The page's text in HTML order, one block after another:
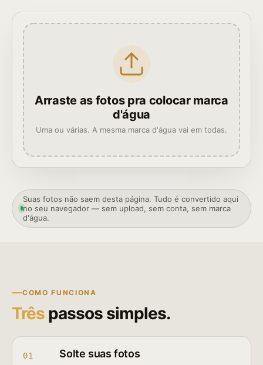
Arraste as fotos pra colocar marca
d'água
Uma ou várias. A mesma marca d'água vai em todas.
Suas fotos não saem desta página. Tudo é convertido aqui
no seu navegador — sem upload, sem conta, sem marca
d'água.
COMO FUNCIONA
Três passos simples.
01 Solte suas fotos